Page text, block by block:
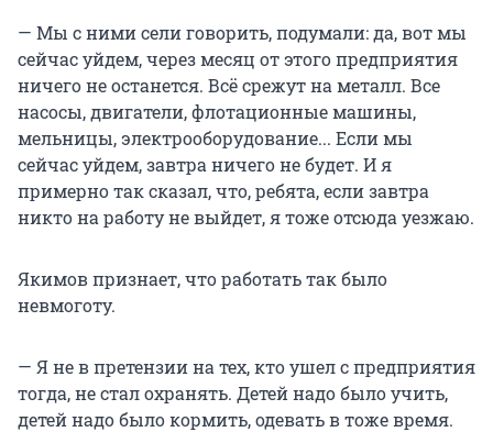
— Мы с ними сели говорить, подумали: да, вот мы
сейчас уйдем, через месяц от этого предприятия
ничего не останется. Всё срежут на металл. Все
насосы, двигатели, флотационные машины,
мельницы, электрооборудование... Если мы
сейчас уйдем, завтра ничего не будет. И я
примерно так сказал, что, ребята, если завтра
никто на работу не выйдет, я тоже отсюда уезжаю.
Якимов признает, что работать так было
невмоготу.
— Я не в претензии на тех, кто ушел с предприятия
тогда, не стал охранять. Детей надо было учить,
детей надо было кормить, одевать в тоже время.